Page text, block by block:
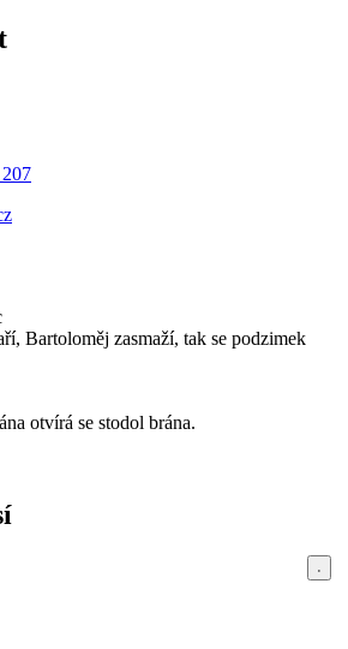
Bartoloměj zasmaží, tak se podzimek
otvírá se stodol brána.